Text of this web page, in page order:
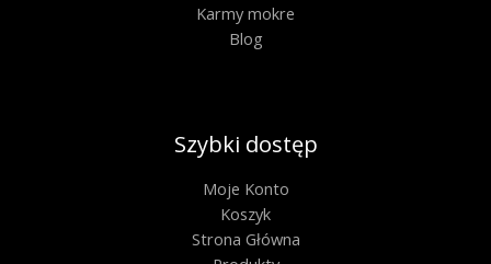
Karmy mokre
Blog
Szybki dostęp
Moje Konto
Koszyk
Strona Główna